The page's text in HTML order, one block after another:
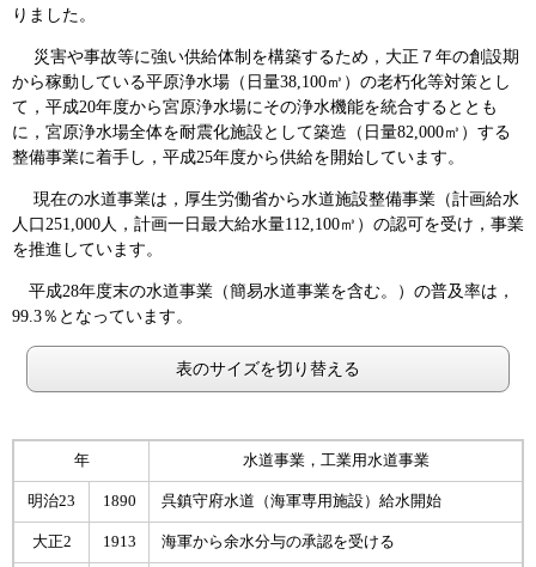
りました。
災害や事故等に強い供給体制を構築するため，大正７年の創設期
から稼動している平原浄水場（日量38,100㎥）の老朽化等対策とし
て，平成20年度から宮原浄水場にその浄水機能を統合するととも
に，宮原浄水場全体を耐震化施設として築造（日量82,000㎥）する
整備事業に着手し，平成25年度から供給を開始しています。
現在の水道事業は，厚生労働省から水道施設整備事業（計画給水
人口251,000人，計画一日最大給水量112,100㎥）の認可を受け，事業
を推進しています。
平成28年度末の水道事業（簡易水道事業を含む。）の普及率は，
99.3％となっています。
表のサイズを切り替える
年 水道事業，工業用水道事業
明治23 1890 呉鎮守府水道（海軍専用施設）給水開始
大正2 1913 海軍から余水分与の承認を受ける